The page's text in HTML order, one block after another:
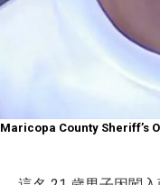
Maricopa County Sheriff’s